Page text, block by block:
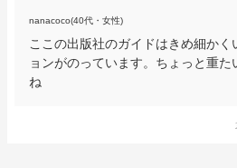
nanacoco(40代・女性)
ここの出版社のガイドはきめ細か
ョンがのっています。ちょっと重
ね